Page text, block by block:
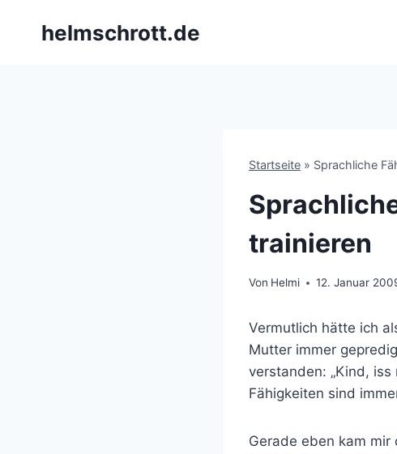
helmschrott.de
Startseite » Sprachliche
trainieren
Von Helmi 12. Januar
Vermutlich hätte ich
Mutter immer
verstanden: „Kind,
Fähigkeiten sind
Gerade eben kam